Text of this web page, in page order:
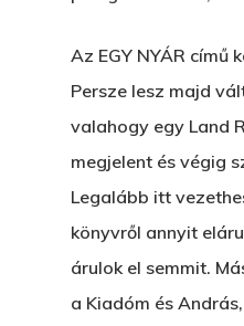
Az EGY NYÁR című
Persze lesz majd
valahogy egy Land
megjelent és végig
Legalább itt
könyvről annyit
árulok el semmit.
a Kiadóm és